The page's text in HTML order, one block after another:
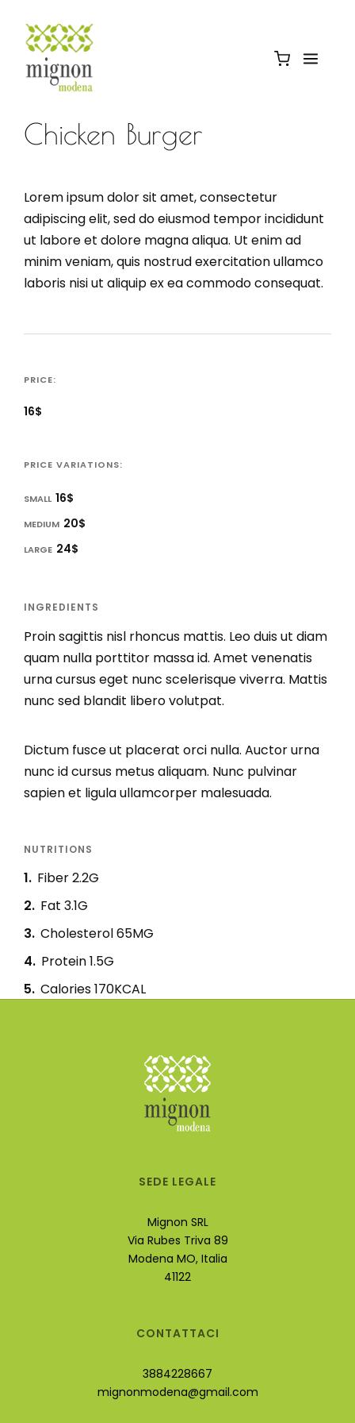
Chicken Burger
Lorem ipsum dolor sit amet, consectetur
adipiscing elit, sed do eiusmod tempor incididunt
ut labore et dolore magna aliqua. Ut enim ad
minim veniam, quis nostrud exercitation ullamco
laboris nisi ut aliquip ex ea commodo consequat.
PRICE:
16$
PRICE VARIATIONS:
SMALL 16$
MEDIUM 20$
LARGE 24$
INGREDIENTS
Proin sagittis nisl rhoncus mattis. Leo duis ut diam
quam nulla porttitor massa id. Amet venenatis
urna cursus eget nunc scelerisque viverra. Mattis
nunc sed blandit libero volutpat.
Dictum fusce ut placerat orci nulla. Auctor urna
nunc id cursus metus aliquam. Nunc pulvinar
sapien et ligula ullamcorper malesuada.
NUTRITIONS
1 Fiber 2.2G
2 Fat 3.1G
3 Cholesterol 65MG
4 Protein 1.5G
5 Calories 170KCAL
SEDE LEGALE
Mignon SRL
Via Rubes Triva 89
Modena MO, Italia
41122
CONTATTACI
3884228667
mignonmodena@gmail.com